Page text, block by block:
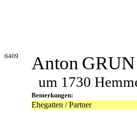
6409 Anton GRUN
um 1730
Bemerkungen:
Ehegatten / Partner